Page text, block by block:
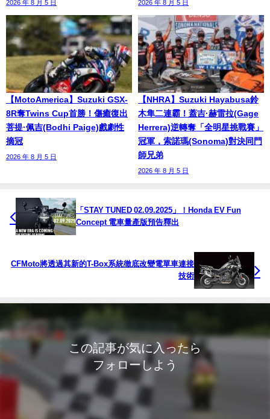
2026 年 8 月 5 日 2026 年 8 月 5 日
【MotoAmerica】Suzuki GSX-
8R奪Twins Cup首勝！傷癒復出
菩提·佩吉(Bodhi Paige)戲劇性
摘冠
2026 年 8 月 5 日
【NHRA】Suzuki Hayabusa鈴
木隼二連霸！蓋吉·赫雷拉(Gage
Herrera)逆轉奪「全明星挑戰賽」
冠軍，索諾瑪(Sonoma)對決同門
師兄弟
2026 年 8 月 5 日
「STAY TUNED 02.09.2025」！Honda EV Fun
Concept 電車量產版預告釋出
CFMoto將透過其新的T-Box系統徹底改變電單車連接
技術
この記事が気に入ったら
フォローしよう